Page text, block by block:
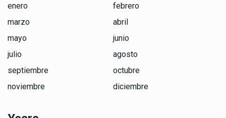
enero
febrero
marzo
abril
mayo
junio
julio
agosto
septiembre
octubre
noviembre
diciembre